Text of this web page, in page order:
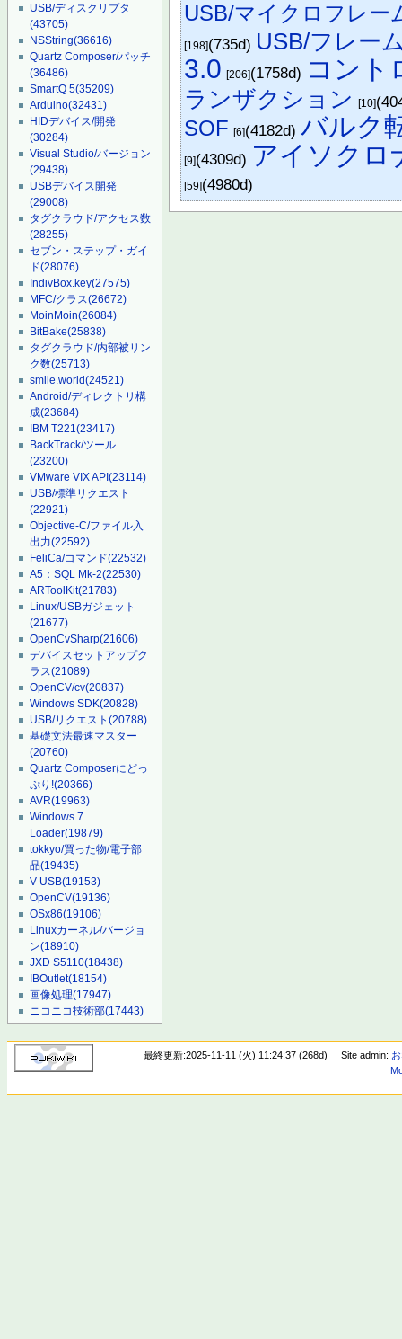
USB/ディスクリプタ
(43705)
NSString(36616)
Quartz Composer/パッチ
(36486)
SmartQ 5(35209)
Arduino(32431)
HIDデバイス/開発
(30284)
Visual Studio/バージョン
(29438)
USBデバイス開発
(29008)
タグクラウド/アクセス数
(28255)
セブン・ステップ・ガイ
ド(28076)
IndivBox.key(27575)
MFC/クラス(26672)
MoinMoin(26084)
BitBake(25838)
タグクラウド/内部被リン
ク数(25713)
smile.world(24521)
Android/ディレクトリ構
成(23684)
IBM T221(23417)
BackTrack/ツール
(23200)
VMware VIX API(23114)
USB/標準リクエスト
(22921)
Objective-C/ファイル入
出力(22592)
FeliCa/コマンド(22532)
A5：SQL Mk-2(22530)
ARToolKit(21783)
Linux/USBガジェット
(21677)
OpenCvSharp(21606)
デバイスセットアップク
ラス(21089)
OpenCV/cv(20837)
Windows SDK(20828)
USB/リクエスト(20788)
基礎文法最速マスター
(20760)
Quartz Composerにどっ
ぷり!(20366)
AVR(19963)
Windows 7
Loader(19879)
tokkyo/買った物/電子部
品(19435)
V-USB(19153)
OpenCV(19136)
OSx86(19106)
Linuxカーネル/バージョ
ン(18910)
JXD S5110(18438)
IBOutlet(18154)
画像処理(17947)
ニコニコ技術部(17443)
USB/マイクロフレー
[198](735d) USB/フレー
3.0 [206](1758d) コント
ランザクション [10]
SOF [6](4182d)バルク
[9](4309d) アイソクロ
[59](4980d)
最終更新:2025-11-11 (火) 11:24:37 (268d) Site admin: